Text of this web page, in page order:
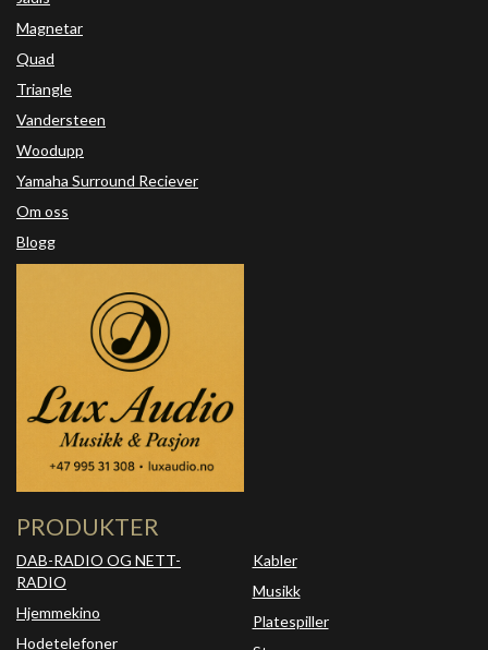
Magnetar
Quad
Triangle
Vandersteen
Woodupp
Yamaha Surround Reciever
Om oss
Blogg
PRODUKTER
DAB-RADIO OG NETT-
RADIO
Hjemmekino
Hodetelefoner
Kabler
Musikk
Platespiller